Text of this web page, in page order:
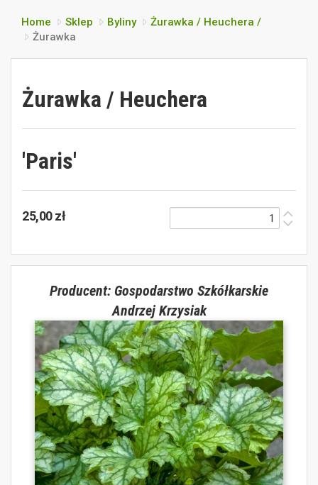
Home Sklep Byliny
Żurawka / Heuchera /
Żurawka
Żurawka / Heuchera
'Paris'
25,00 zł
Producent: Gospodarstwo Szkółkarskie
Andrzej Krzysiak